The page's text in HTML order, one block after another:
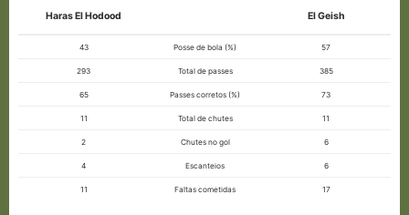
Haras El Hodood El Geish
43 Posse de bola (%) 57
293 Total de passes 385
65 Passes corretos (%) 73
11 Total de chutes 11
2 Chutes no gol 6
4 Escanteios 6
11 Faltas cometidas 17